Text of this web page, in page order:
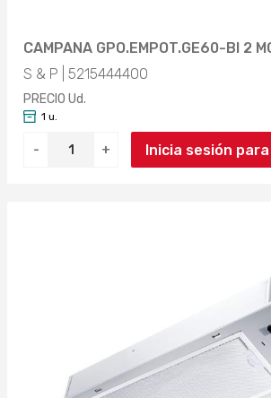
CAMPANA GPO.EMPOT.GE60-BI 2
S & P | 5215444400
PRECIO Ud.
- +
1 u.
Inicia sesión